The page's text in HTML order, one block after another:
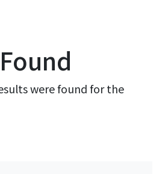
were found for the